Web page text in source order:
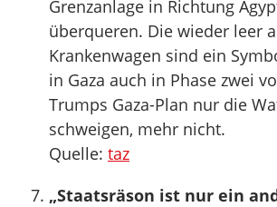
Grenzanlage in Richtung
überqueren. Die wieder leer
Krankenwagen sind ein
in Gaza auch in Phase zwei
Trumps Gaza-Plan nur die
schweigen, mehr nicht.
Quelle: taz
„Staatsräson ist nur ein